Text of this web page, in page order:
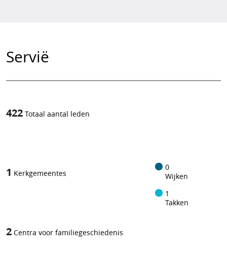
Servië
422 Totaal aantal leden
1 Kerkgemeentes
0
Wijken
1
Takken
2 Centra voor familiegeschiedenis